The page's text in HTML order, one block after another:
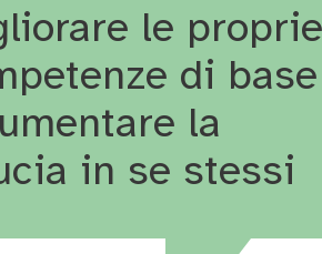
le proprie
di base
la
in se stessi